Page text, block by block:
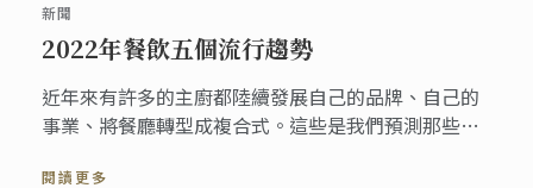
新聞
2022年餐飲五個流行趨勢
近年來有許多的主廚都陸續發展自己的品牌、自己的
事業、將餐廳轉型成複合式。這些是我們預測那些嚮
閱讀更多